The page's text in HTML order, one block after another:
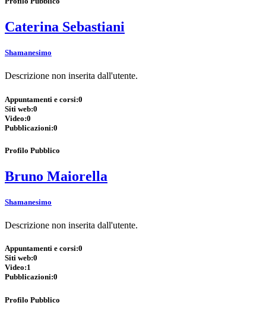
Caterina Sebastiani
Shamanesimo
Descrizione non inserita dall'utente.
Appuntamenti e corsi:0
Siti web:0
Video:0
Pubblicazioni:0
Profilo Pubblico
Bruno Maiorella
Shamanesimo
Descrizione non inserita dall'utente.
Appuntamenti e corsi:0
Siti web:0
Video:1
Pubblicazioni:0
Profilo Pubblico